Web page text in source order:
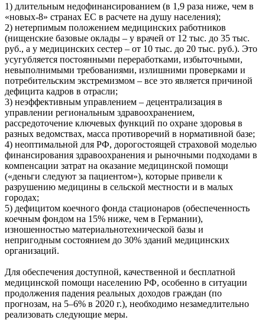
1) длительным недофинансированием (в 1,9 раза ниже, чем в
«новых-8» странах ЕС в расчете на душу населения);
2) нетерпимым положением медицинских работников
(нищенские базовые оклады – у врачей от 12 тыс. до 35 тыс.
руб., а у медицинских сестер – от 10 тыс. до 20 тыс. руб.). Это
усугубляется постоянными переработками, избыточными,
невыполнимыми требованиями, излишними проверками и
потребительским экстремизмом – все это является причиной
дефицита кадров в отрасли;
3) неэффективным управлением – децентрализация в
управлении региональным здравоохранением,
рассредоточение ключевых функций по охране здоровья в
разных ведомствах, масса противоречий в нормативной базе;
4) неоптимальной для РФ, дорогостоящей страховой моделью
финансирования здравоохранения и рыночными подходами в
компенсации затрат на оказание медицинской помощи
(«деньги следуют за пациентом»), которые привели к
разрушению медицины в сельской местности и в малых
городах;
5) дефицитом коечного фонда стационаров (обеспеченность
коечным фондом на 15% ниже, чем в Германии),
изношенностью материальнотехнической базы и
непригодным состоянием до 30% зданий медицинских
организаций.
Для обеспечения доступной, качественной и бесплатной
медицинской помощи населению РФ, особенно в ситуации
продолжения падения реальных доходов граждан (по
прогнозам, на 5–6% в 2020 г.), необходимо незамедлительно
реализовать следующие меры.